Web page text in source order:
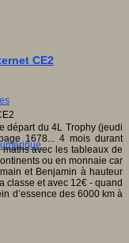
CE2
départ du 4L Trophy (jeudi
1678... 4 mois durant
avec les tableaux de
ou en monnaie car
et Benjamin à hauteur
classe et avec 12€ - quand
d’essence des 6000 km à